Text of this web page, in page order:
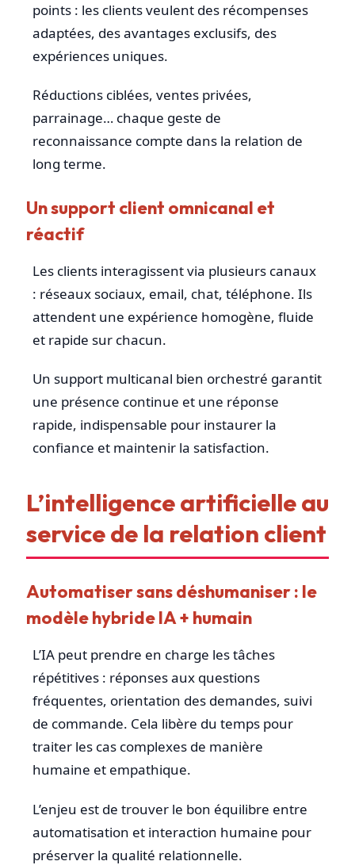
points : les clients veulent des récompenses
adaptées, des avantages exclusifs, des
expériences uniques.
Réductions ciblées, ventes privées,
parrainage… chaque geste de
reconnaissance compte dans la relation de
long terme.
Un support client omnicanal et
réactif
Les clients interagissent via plusieurs canaux
: réseaux sociaux, email, chat, téléphone. Ils
attendent une expérience homogène, fluide
et rapide sur chacun.
Un support multicanal bien orchestré garantit
une présence continue et une réponse
rapide, indispensable pour instaurer la
confiance et maintenir la satisfaction.
L’intelligence artificielle au
service de la relation client
Automatiser sans déshumaniser : le
modèle hybride IA + humain
L’IA peut prendre en charge les tâches
répétitives : réponses aux questions
fréquentes, orientation des demandes, suivi
de commande. Cela libère du temps pour
traiter les cas complexes de manière
humaine et empathique.
L’enjeu est de trouver le bon équilibre entre
automatisation et interaction humaine pour
préserver la qualité relationnelle.